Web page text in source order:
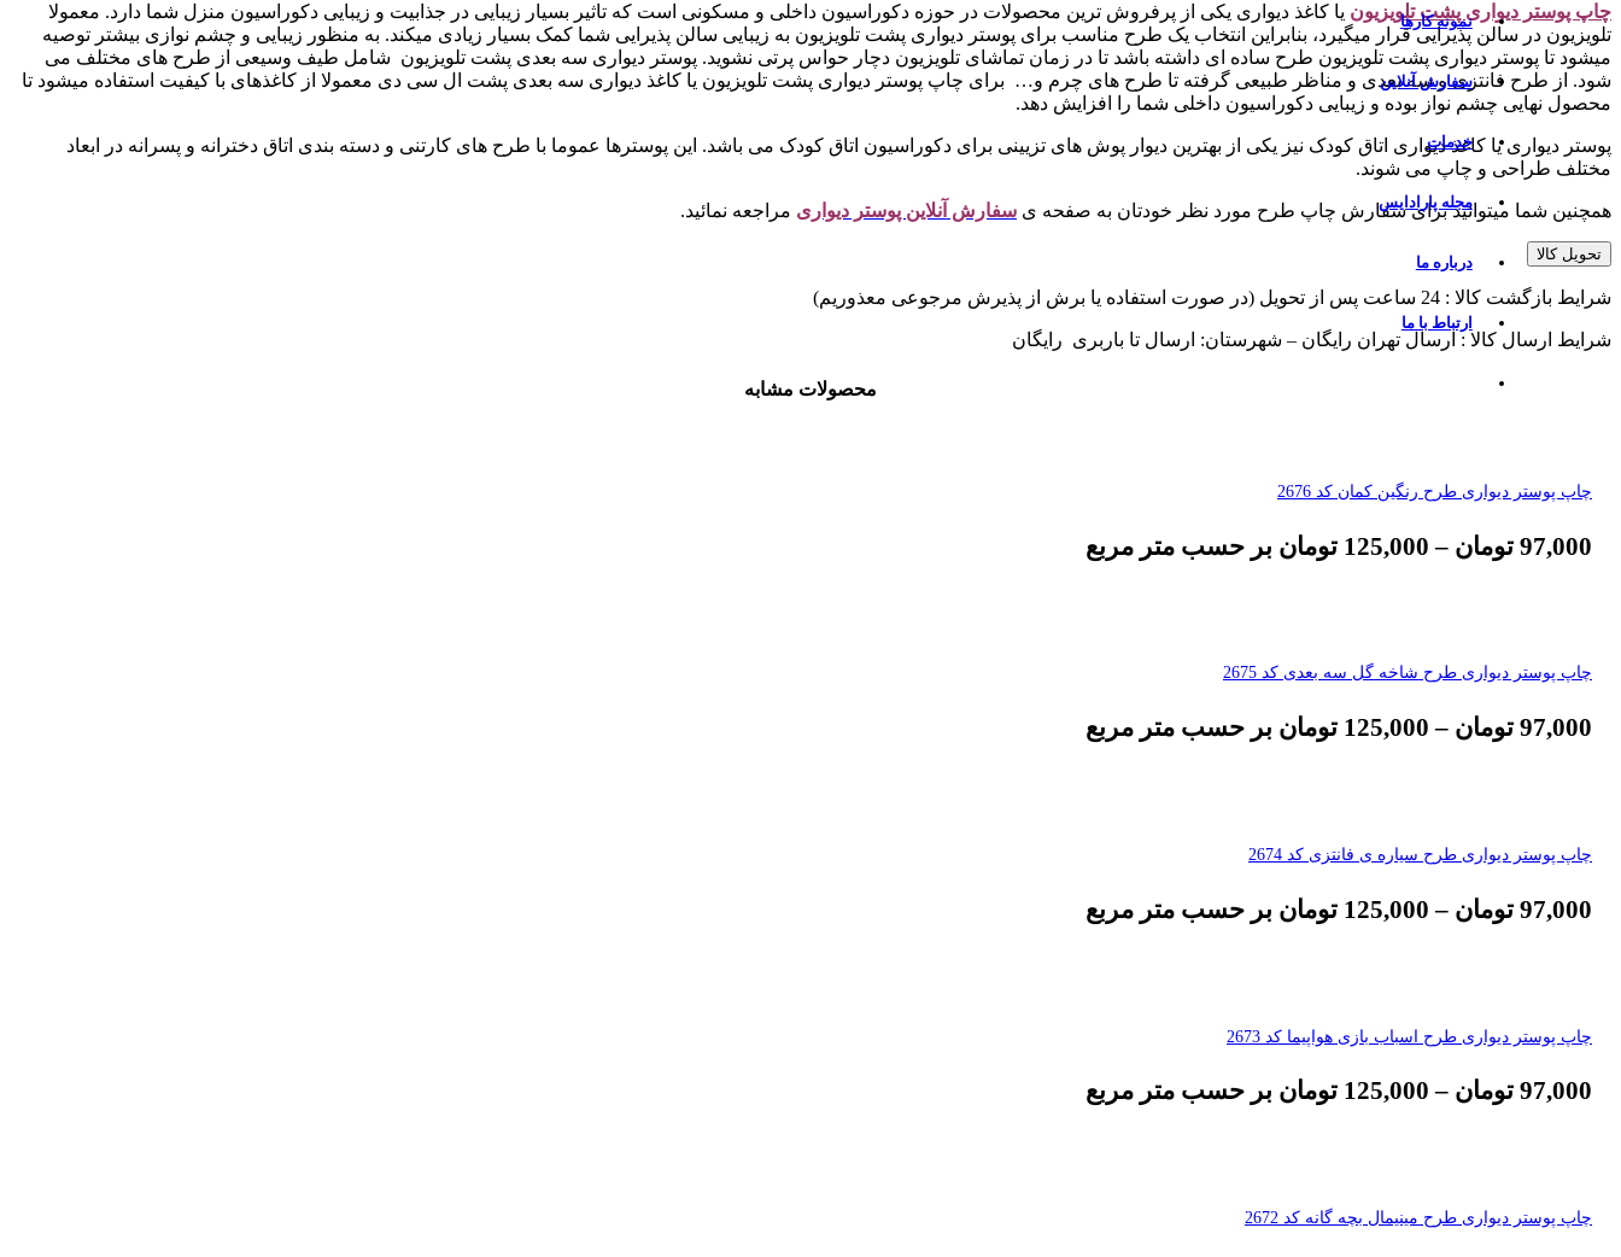
نمونه کارها
سفارش آنلاین
خدمات
مجله پارادایس
درباره ما
ارتباط با ما
چاپ پوستر دیواری پشت تلویزیون یا کاغذ دیواری یکی از پرفروش ترین محصولات در حوزه دکوراسیون داخلی و مسکونی است که تاثیر بسیار زیبایی در جذابیت و زیبایی دکوراسیون منزل شما دارد. معمولا
تلویزیون در سالن پذیرایی قرار میگیرد، بنابراین انتخاب یک طرح مناسب برای پوستر دیواری پشت تلویزیون به زیبایی سالن پذیرایی شما کمک بسیار زیادی میکند. به منظور زیبایی و چشم نوازی بیشتر توصیه
میشود تا پوستر دیواری پشت تلویزیون طرح ساده ای داشته باشد تا در زمان تماشای تلویزیون دچار حواس پرتی نشوید. پوستر دیواری سه بعدی پشت تلویزیون شامل طیف وسیعی از طرح های مختلف می
شود. از طرح فانتزی و سه بعدی و مناظر طبیعی گرفته تا طرح های چرم و… برای چاپ پوستر دیواری پشت تلویزیون یا کاغذ دیواری سه بعدی پشت ال سی دی معمولا از کاغذهای با کیفیت استفاده میشود تا
محصول نهایی چشم نواز بوده و زیبایی دکوراسیون داخلی شما را افزایش دهد.
پوستر دیواری یا کاغذ دیواری اتاق کودک نیز یکی از بهترین دیوار پوش های تزیینی برای دکوراسیون اتاق کودک می باشد. این پوسترها عموما با طرح های کارتنی و دسته بندی اتاق دخترانه و پسرانه در ابعاد
مختلف طراحی و چاپ می شوند.
همچنین شما میتوانید برای سفارش چاپ طرح مورد نظر خودتان به صفحه ی سفارش آنلاین پوستر دیواری مراجعه نمائید.
تحویل کالا
شرایط بازگشت کالا : 24 ساعت پس از تحویل (در صورت استفاده یا برش از پذیرش مرجوعی معذوریم)
شرایط ارسال کالا : ارسال تهران رایگان – شهرستان: ارسال تا باربری رایگان
محصولات مشابه
چاپ پوستر دیواری طرح رنگین کمان کد 2676
97,000 تومان –
125,000 تومان بر حسب متر مربع
چاپ پوستر دیواری طرح شاخه گل سه بعدی کد 2675
97,000 تومان –
125,000 تومان بر حسب متر مربع
چاپ پوستر دیواری طرح سیاره ی فانتزی کد 2674
97,000 تومان –
125,000 تومان بر حسب متر مربع
چاپ پوستر دیواری طرح اسباب بازی هواپیما کد 2673
97,000 تومان –
125,000 تومان بر حسب متر مربع
چاپ پوستر دیواری طرح مینیمال بچه گانه کد 2672